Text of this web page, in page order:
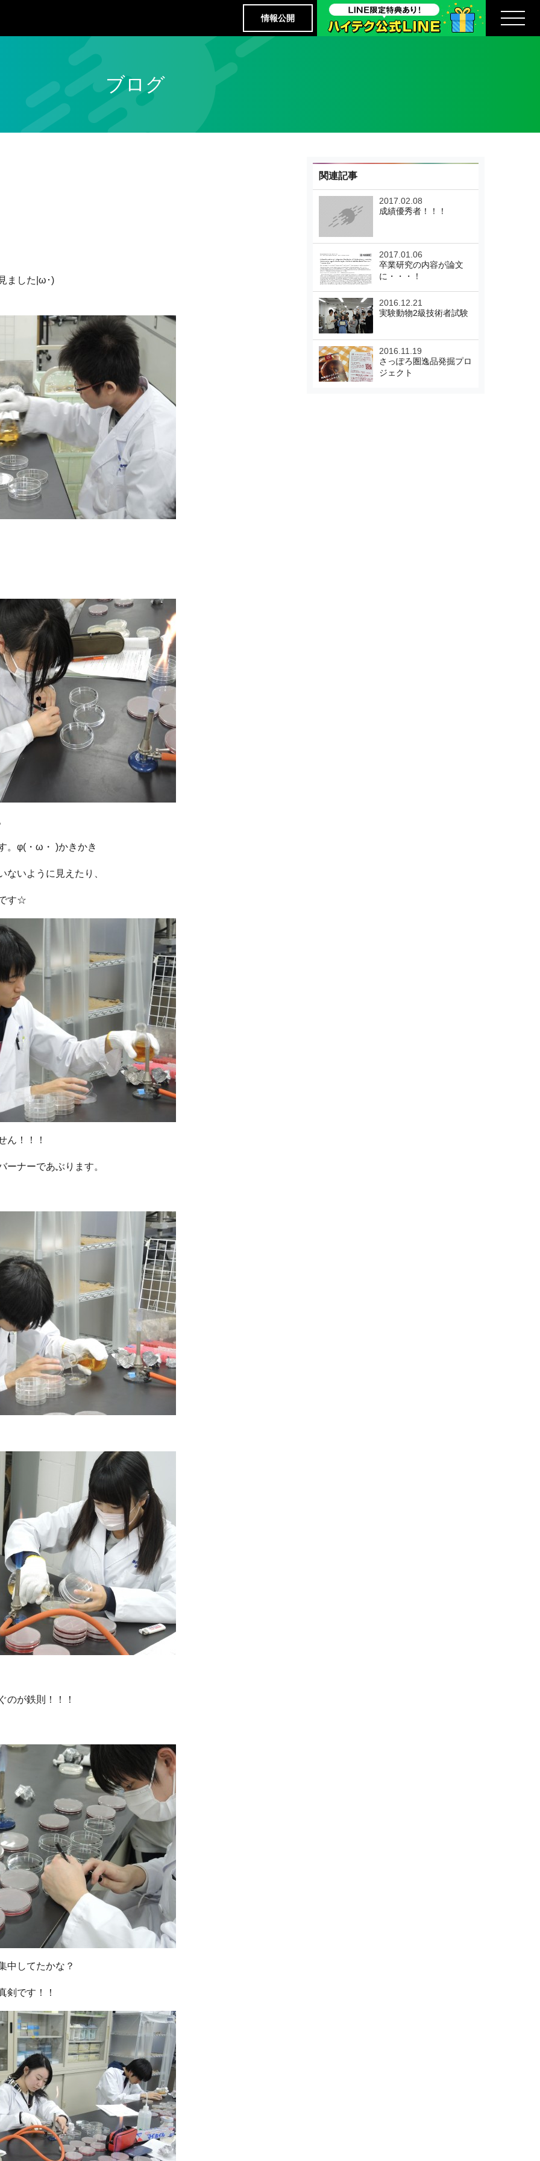
情報公開
ブログ
ました|ω･)
。φ(・ω・ )かきかき
いように見えたり、
す☆
ん！！！
ナーであぶります。
のが鉄則！！！
中してたかな？
剣です！！
関連記事
2017.02.08
成績優秀者！！！
2017.01.06
卒業研究の内容が論文
に・・・！
2016.12.21
実験動物2級技術者試験
2016.11.19
さっぽろ圏逸品発掘プロ
ジェクト